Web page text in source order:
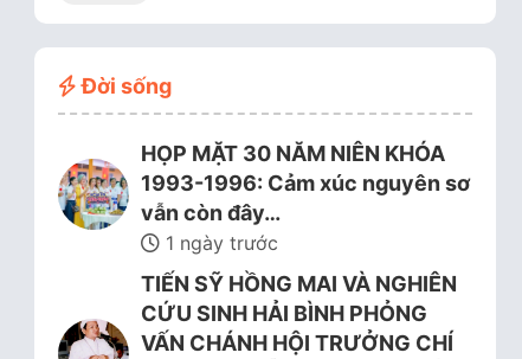
Đời sống
HỌP MẶT 30 NĂM NIÊN KHÓA
1993-1996: Cảm xúc nguyên sơ
vẫn còn đây…
1 ngày trước
TIẾN SỸ HỒNG MAI VÀ NGHIÊN
CỨU SINH HẢI BÌNH PHỎNG
VẤN CHÁNH HỘI TRƯỞNG CHÍ